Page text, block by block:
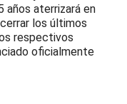
años aterrizará en
los últimos
respectivos
oficialmente